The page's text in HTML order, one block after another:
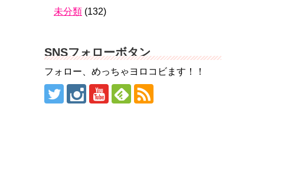
未分類 (132)
SNSフォローボタン
フォロー、めっちゃヨロコビます！！